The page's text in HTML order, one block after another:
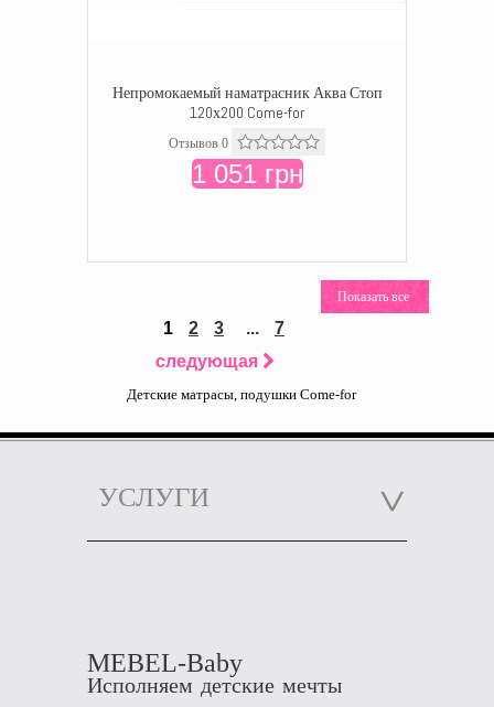
Непромокаемый наматрасник Аква Стоп
120х200 Come-for
Отзывов 0
1 051 грн
1 2 3 ...
7
следующая
Детские матрасы, подушки Come-for
УСЛУГИ
MEBEL-Baby
Исполняем детские мечты